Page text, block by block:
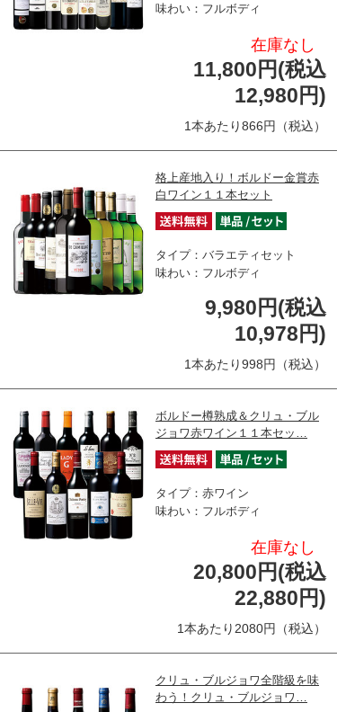
味わい：フルボディ
在庫なし
11,800円(税込
12,980円)
1本あたり866円（税込）
格上産地入り！ボルドー金賞赤
白ワイン１１本セット
タイプ：バラエティセット
味わい：フルボディ
9,980円(税込
10,978円)
1本あたり998円（税込）
ボルドー樽熟成＆クリュ・ブル
ジョワ赤ワイン１１本セッ…
タイプ：赤ワイン
味わい：フルボディ
在庫なし
20,800円(税込
22,880円)
1本あたり2080円（税込）
クリュ・ブルジョワ全階級を味
わう！クリュ・ブルジョワ…